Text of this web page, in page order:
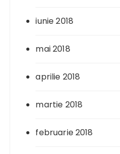
iunie 2018
mai 2018
aprilie 2018
martie 2018
februarie 2018